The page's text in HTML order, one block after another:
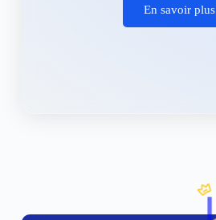
En savoir plus